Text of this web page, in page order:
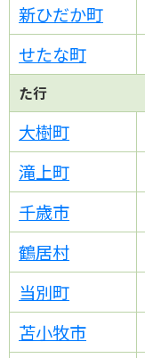
新ひだか町
せたな町
た行
大樹町
滝上町
千歳市
鶴居村
当別町
苫小牧市